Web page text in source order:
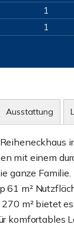
1
1
Ausstattung
mit einem
ganze
61 m²
m² bietet
komfortables